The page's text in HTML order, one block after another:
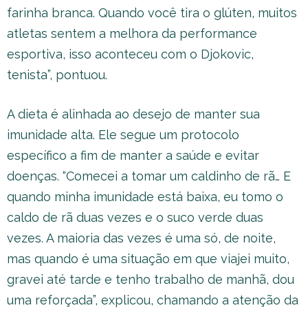
farinha branca. Quando você tira o glúten, muitos
atletas sentem a melhora da performance
esportiva, isso aconteceu com o Djokovic,
tenista”, pontuou.
A dieta é alinhada ao desejo de manter sua
imunidade alta. Ele segue um protocolo
específico a fim de manter a saúde e evitar
doenças. “Comecei a tomar um caldinho de rã… E
quando minha imunidade está baixa, eu tomo o
caldo de rã duas vezes e o suco verde duas
vezes. A maioria das vezes é uma só, de noite,
mas quando é uma situação em que viajei muito,
gravei até tarde e tenho trabalho de manhã, dou
uma reforçada”, explicou, chamando a atenção da